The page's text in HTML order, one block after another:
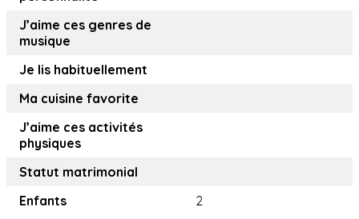
J’aime ces genres de
musique
Je lis habituellement
Ma cuisine favorite
J’aime ces activités
physiques
Statut matrimonial
Enfants
2